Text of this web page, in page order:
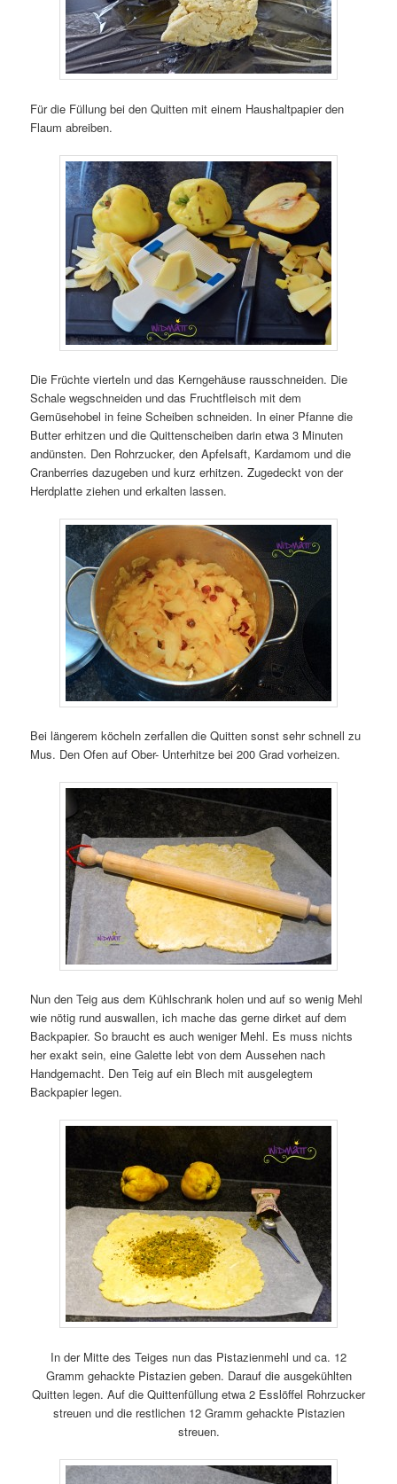
Für die Füllung bei den Quitten mit einem Haushaltpapier den
Flaum abreiben.
Die Früchte vierteln und das Kerngehäuse rausschneiden. Die
Schale wegschneiden und das Fruchtfleisch mit dem
Gemüsehobel in feine Scheiben schneiden. In einer Pfanne die
Butter erhitzen und die Quittenscheiben darin etwa 3 Minuten
andünsten. Den Rohrzucker, den Apfelsaft, Kardamom und die
Cranberries dazugeben und kurz erhitzen. Zugedeckt von der
Herdplatte ziehen und erkalten lassen.
Bei längerem köcheln zerfallen die Quitten sonst sehr schnell zu
Mus. Den Ofen auf Ober- Unterhitze bei 200 Grad vorheizen.
Nun den Teig aus dem Kühlschrank holen und auf so wenig Mehl
wie nötig rund auswallen, ich mache das gerne dirket auf dem
Backpapier. So braucht es auch weniger Mehl. Es muss nichts
her exakt sein, eine Galette lebt von dem Aussehen nach
Handgemacht. Den Teig auf ein Blech mit ausgelegtem
Backpapier legen.
In der Mitte des Teiges nun das Pistazienmehl und ca. 12
Gramm gehackte Pistazien geben. Darauf die ausgekühlten
Quitten legen. Auf die Quittenfüllung etwa 2 Esslöffel Rohrzucker
streuen und die restlichen 12 Gramm gehackte Pistazien
streuen.